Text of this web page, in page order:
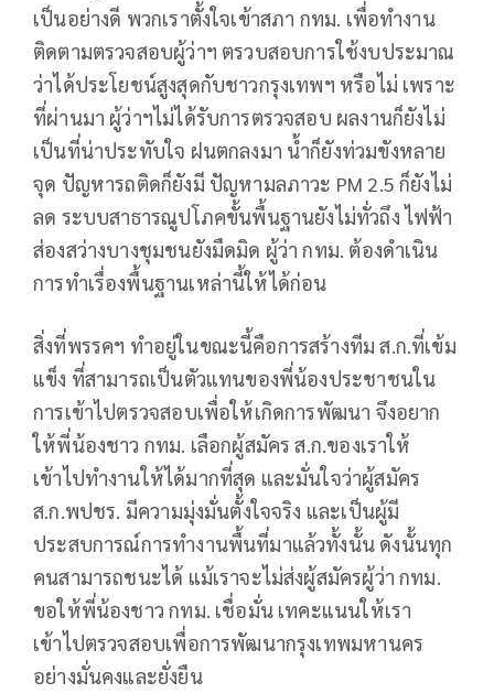
เป็นอย่างดี พวกเราตั้งใจเข้าสภา กทม. เพื่อทำงาน
ติดตามตรวจสอบผู้ว่าฯ ตรวบสอบการใช้งบประมาณ
ว่าได้ประโยชน์สูงสุดกับชาวกรุงเทพฯ หรือไม่ เพราะ
ที่ผ่านมา ผู้ว่าฯไม่ได้รับการตรวจสอบ ผลงานก็ยังไม่
เป็นที่น่าประทับใจ ฝนตกลงมา น้ำก็ยังท่วมขังหลาย
จุด ปัญหารถติดก็ยังมี ปัญหามลภาวะ PM 2.5 ก็ยังไม่
ลด ระบบสาธารณูปโภคขั้นพื้นฐานยังไม่ทั่วถึง ไฟฟ้า
ส่องสว่างบางชุมชนยังมืดมิด ผู้ว่า กทม. ต้องดำเนิน
การทำเรื่องพื้นฐานเหล่านี้ให้ได้ก่อน
สิ่งที่พรรคฯ ทำอยู่ในขณะนี้คือการสร้างทีม ส.ก.ที่เข้ม
แข็ง ที่สามารถเป็นตัวแทนของพี่น้องประชาชนใน
การเข้าไปตรวจสอบเพื่อให้เกิดการพัฒนา จึงอยาก
ให้พี่น้องชาว กทม. เลือกผู้สมัคร ส.ก.ของเราให้
เข้าไปทำงานให้ได้มากที่สุด และมั่นใจว่าผู้สมัคร
ส.ก.พปชร. มีความมุ่งมั่นตั้งใจจริง และเป็นผู้มี
ประสบการณ์การทำงานพื้นที่มาแล้วทั้งนั้น ดังนั้นทุก
คนสามารถชนะได้ แม้เราจะไม่ส่งผู้สมัครผู้ว่า กทม.
ขอให้พี่น้องชาว กทม. เชื่อมั่น เทคะแนนให้เรา
เข้าไปตรวจสอบเพื่อการพัฒนากรุงเทพมหานคร
อย่างมั่นคงและยั่งยืน